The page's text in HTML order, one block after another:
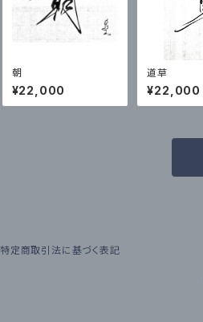
朝
¥22,000
道草
¥22,000
特定商取引法に基づく表記